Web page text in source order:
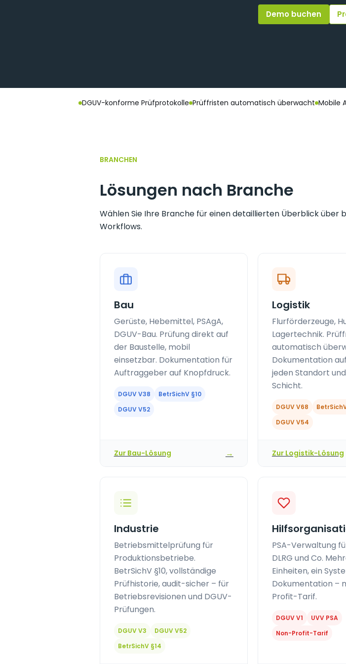
Demo buchen
DGUV-konforme Prüfprotokolle Prüffristen automatisch überwacht Mobile
BRANCHEN
Lösungen nach Branche
Wählen Sie Ihre Branche für einen detaillierten Überblick
Workflows.
Bau
Gerüste, Hebemittel, PSAgA,
DGUV-Bau. Prüfung direkt auf
der Baustelle, mobil
einsetzbar. Dokumentation für
Auftraggeber auf Knopfdruck.
DGUV V38
BetrSichV §10
DGUV V52
Zur Bau-Lösung →
Logistik
Flurförderzeuge,
Lagertechnik.
automatisch
Dokumentation
jeden Standort
Schicht.
DGUV V68
DGUV V54
Zur Logistik-Lösung
Industrie
Betriebsmittelprüfung für
Produktionsbetriebe.
BetrSichV §10, vollständige
Prüfhistorie, audit-sicher – für
Betriebsrevisionen und DGUV-
Prüfungen.
DGUV V3
DGUV V52
BetrSichV §14
PSA-Verwaltung
DLRG und Co.
Einheiten, ein
Dokumentation –
Profit-Tarif.
DGUV V1
UVV PSA
Non-Profit-Tarif